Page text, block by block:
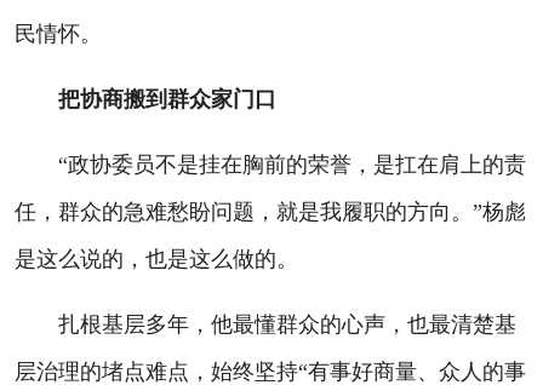
民情怀。
把协商搬到群众家门口
“政协委员不是挂在胸前的荣誉，是扛在肩上的责
任，群众的急难愁盼问题，就是我履职的方向。”杨彪
是这么说的，也是这么做的。
扎根基层多年，他最懂群众的心声，也最清楚基
层治理的堵点难点，始终坚持“有事好商量、众人的事